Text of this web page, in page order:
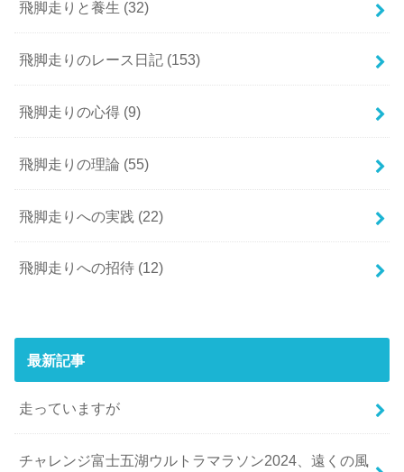
飛脚走りと養生 (32)
飛脚走りのレース日記 (153)
飛脚走りの心得 (9)
飛脚走りの理論 (55)
飛脚走りへの実践 (22)
飛脚走りへの招待 (12)
最新記事
走っていますが
チャレンジ富士五湖ウルトラマラソン2024、遠くの風